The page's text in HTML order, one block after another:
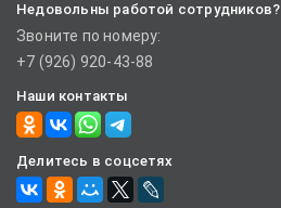
Недовольны работой сотрудников?
Звоните по номеру:
+7 (926) 920-43-88
Наши контакты
Делитесь в соцсетях